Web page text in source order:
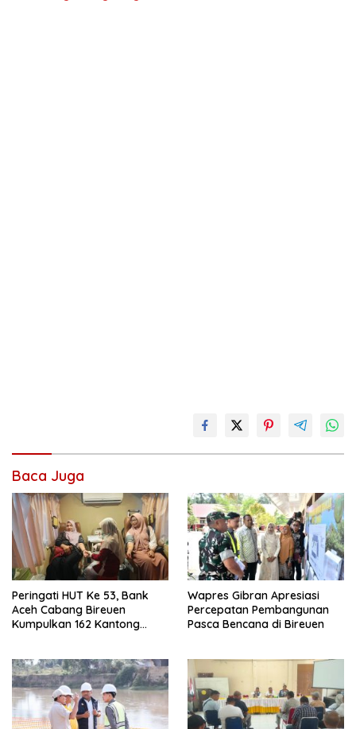
Baca Juga
Peringati HUT Ke 53, Bank
Aceh Cabang Bireuen
Kumpulkan 162 Kantong
Wapres Gibran Apresiasi
Percepatan Pembangunan
Pasca Bencana di Bireuen